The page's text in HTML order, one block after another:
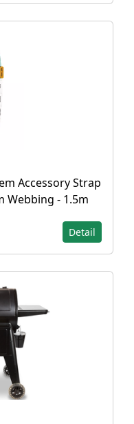
Accessory Strap
Webbing - 1.5m
Detail